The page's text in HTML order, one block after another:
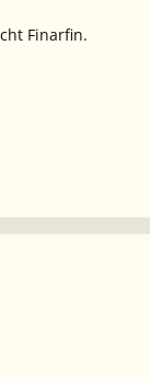
Finarfin.